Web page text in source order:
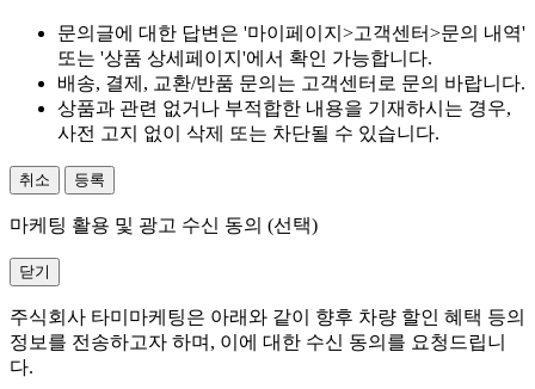
문의글에 대한 답변은 '마이페이지>고객센터>문의 내역'
또는 '상품 상세페이지'에서 확인 가능합니다.
배송, 결제, 교환/반품 문의는 고객센터로 문의 바랍니다.
상품과 관련 없거나 부적합한 내용을 기재하시는 경우,
사전 고지 없이 삭제 또는 차단될 수 있습니다.
취소 등록
마케팅 활용 및 광고 수신 동의 (선택)
닫기
주식회사 타미마케팅은 아래와 같이 향후 차량 할인 혜택 등의
정보를 전송하고자 하며, 이에 대한 수신 동의를 요청드립니
다.